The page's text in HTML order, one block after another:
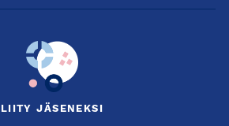
LIITY JÄSENEKSI